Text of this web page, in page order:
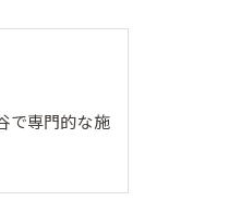
で専門的な施